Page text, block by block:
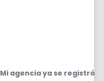
Mi agencia ya se registró